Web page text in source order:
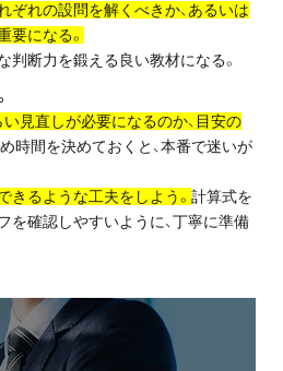
ぞれの設問を解くべきか、あるいは
要になる。
判断力を鍛える良い教材になる。
見直しが必要になるのか、目安の
時間を決めておくと、本番で迷いが
きるような工夫をしよう。 計算式を
を確認しやすいように、丁寧に準備